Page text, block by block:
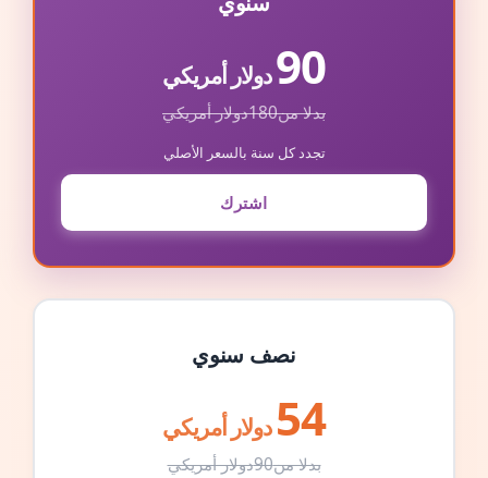
90دولار أمريكي
بدلا من180دولار أمريكي
تجدد كل سنة بالسعر الأصلي
اشترك
نصف سنوي
54 دولار أمريكي
بدلا من90دولار أمريكي